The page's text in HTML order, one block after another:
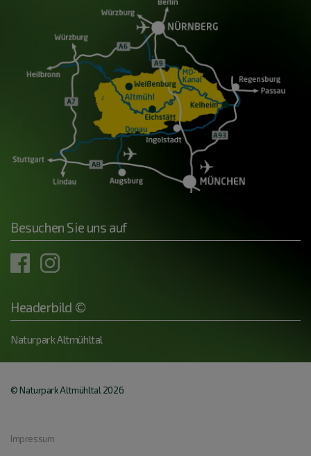
Besuchen Sie uns auf
Headerbild ©
Naturpark Altmühltal
© Naturpark Altmühltal 2026
Impressum